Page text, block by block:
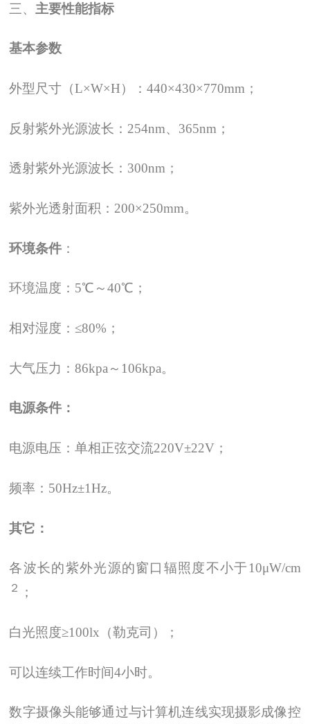
三、 主要性能指标
基本参数
外型尺寸（L×W×H）：440×430×770mm；
反射紫外光源波长：254nm、365nm；
透射紫外光源波长：300nm；
紫外光透射面积：200×250mm。
环境条件 ：
环境温度：5℃～40℃；
相对湿度：≤80%；
大气压力：86kpa～106kpa。
电源条件：
电源电压：单相正弦交流220V±22V；
频率：50Hz±1Hz。
其它：
各波长的紫外光源的窗口辐照度不小于10μW/cm
２ ；
白光照度≥100lx（勒克司）；
可以连续工作时间4小时。
数字摄像头能够通过与计算机连线实现摄影成像控